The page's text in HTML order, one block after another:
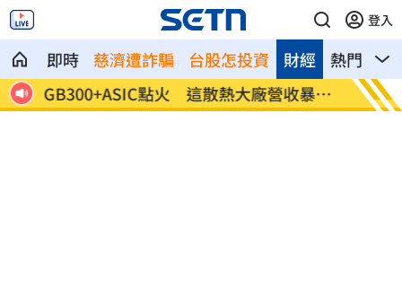
登入
即時 慈濟遭詐騙 台股怎投資 熱門 影
財經
GB300+ASIC點火 這散熱大廠營收暴衝
116%
年賣